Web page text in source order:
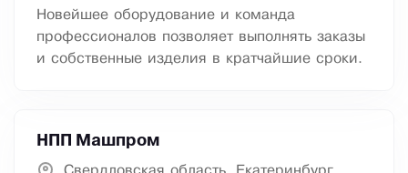
Новейшее оборудование и команда
профессионалов позволяет выполнять заказы
и собственные изделия в кратчайшие сроки.
НПП Машпром